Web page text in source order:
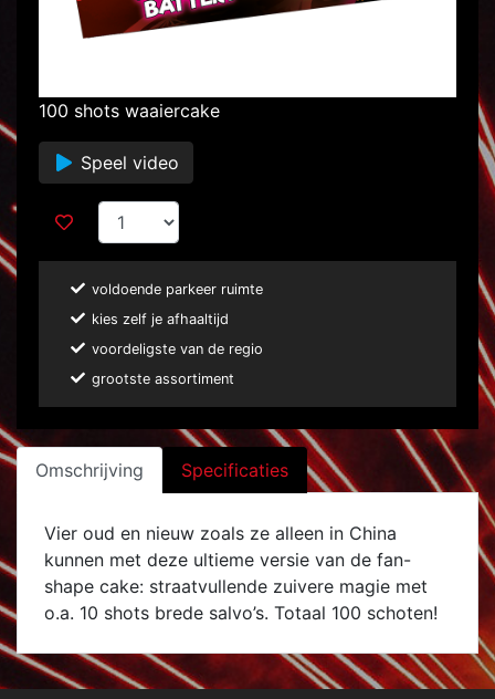
100 shots waaiercake
Speel video
voldoende parkeer ruimte
kies zelf je afhaaltijd
voordeligste van de regio
grootste assortiment
Omschrijving Specificaties
Vier oud en nieuw zoals ze alleen in China
kunnen met deze ultieme versie van de fan-
shape cake: straatvullende zuivere magie met
o.a. 10 shots brede salvo’s. Totaal 100 schoten!